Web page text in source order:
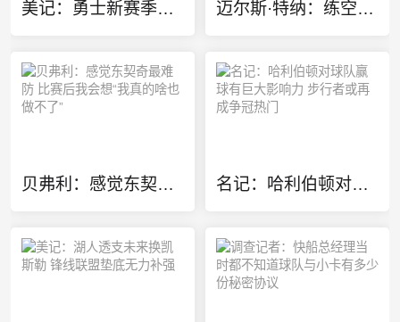
美记：勇士新赛季将会是过渡年 优先考虑内部挖潜而非引援 迈尔斯·特纳：练空中瑜伽拯救了我的生涯 队友还会调侃我练这个
贝弗利：感觉东契奇最难防 比赛后我会想“我真的啥也做不了” 名记：哈利伯顿对球队赢球有巨大影响力 步行者或再成争冠热门